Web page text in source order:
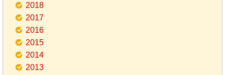
2018
2017
2016
2015
2014
2013